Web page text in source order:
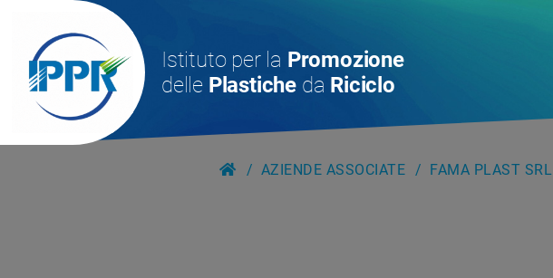
Istituto per la Promozione
delle Plastiche da Riciclo
AZIENDE ASSOCIATE FAMA PLAST SRL